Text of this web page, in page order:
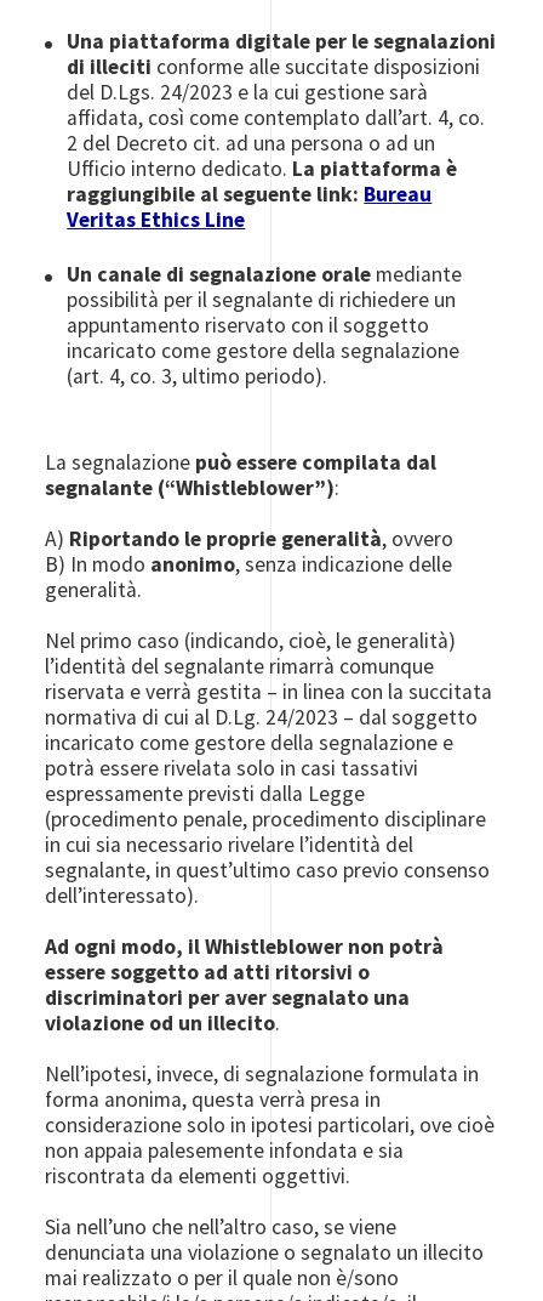
Una piattaforma digitale per le segnalazioni
di illeciti conforme alle succitate disposizioni
del D.Lgs. 24/2023 e la cui gestione sarà
affidata, così come contemplato dall’art. 4, co.
2 del Decreto cit. ad una persona o ad un
Ufficio interno dedicato. La piattaforma è
raggiungibile al seguente link: Bureau
Veritas Ethics Line
Un canale di segnalazione orale mediante
possibilità per il segnalante di richiedere un
appuntamento riservato con il soggetto
incaricato come gestore della segnalazione
(art. 4, co. 3, ultimo periodo).
La segnalazione può essere compilata dal
segnalante (“Whistleblower”):
A) Riportando le proprie generalità, ovvero
B) In modo anonimo, senza indicazione delle
generalità.
Nel primo caso (indicando, cioè, le generalità)
l’identità del segnalante rimarrà comunque
riservata e verrà gestita – in linea con la succitata
normativa di cui al D.Lg. 24/2023 – dal soggetto
incaricato come gestore della segnalazione e
potrà essere rivelata solo in casi tassativi
espressamente previsti dalla Legge
(procedimento penale, procedimento disciplinare
in cui sia necessario rivelare l’identità del
segnalante, in quest’ultimo caso previo consenso
dell’interessato).
Ad ogni modo, il Whistleblower non potrà
essere soggetto ad atti ritorsivi o
discriminatori per aver segnalato una
violazione od un illecito.
Nell’ipotesi, invece, di segnalazione formulata in
forma anonima, questa verrà presa in
considerazione solo in ipotesi particolari, ove cioè
non appaia palesemente infondata e sia
riscontrata da elementi oggettivi.
Sia nell’uno che nell’altro caso, se viene
denunciata una violazione o segnalato un illecito
mai realizzato o per il quale non è/sono